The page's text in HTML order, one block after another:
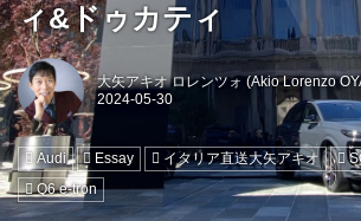
ィ&ドゥカティ
大矢アキオ ロレンツォ (Akio Lorenzo
Audi Essay イタリア直送大矢アキオ
Q6 e-tron